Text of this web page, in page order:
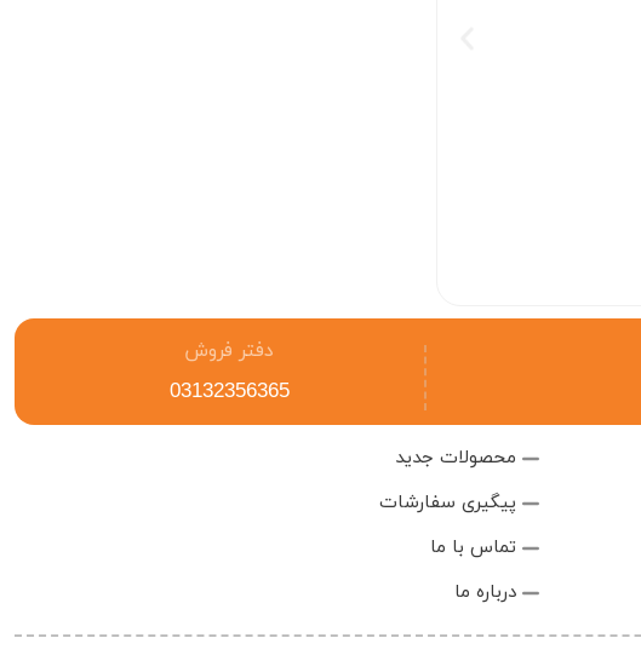
دفتر فروش
03132356365
محصولات جدید
پیگیری سفارشات
تماس با ما
درباره ما